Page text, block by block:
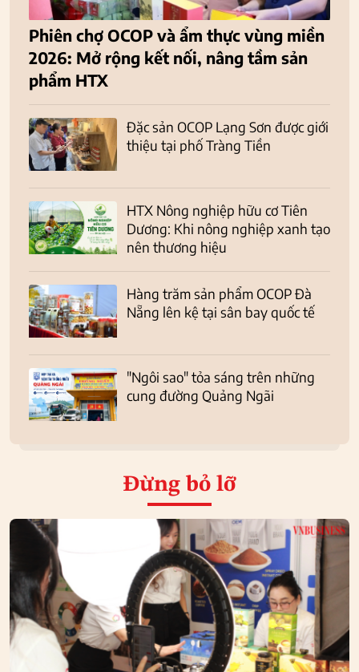
Phiên chợ OCOP và ẩm thực vùng miền
2026: Mở rộng kết nối, nâng tầm sản
phẩm HTX
Đặc sản OCOP Lạng Sơn được giới
thiệu tại phố Tràng Tiền
HTX Nông nghiệp hữu cơ Tiên
Dương: Khi nông nghiệp xanh tạo
nên thương hiệu
Hàng trăm sản phẩm OCOP Đà
Nẵng lên kệ tại sân bay quốc tế
"Ngôi sao" tỏa sáng trên những
cung đường Quảng Ngãi
Đừng bỏ lỡ